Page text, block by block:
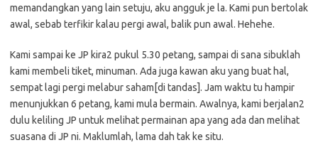
memandangkan yang lain setuju, aku angguk je la. Kami pun bertolak
awal, sebab terfikir kalau pergi awal, balik pun awal. Hehehe.
Kami sampai ke JP kira2 pukul 5.30 petang, sampai di sana sibuklah
kami membeli tiket, minuman. Ada juga kawan aku yang buat hal,
sempat lagi pergi melabur saham[di tandas]. Jam waktu tu hampir
menunjukkan 6 petang, kami mula bermain. Awalnya, kami berjalan2
dulu keliling JP untuk melihat permainan apa yang ada dan melihat
suasana di JP ni. Maklumlah, lama dah tak ke situ.